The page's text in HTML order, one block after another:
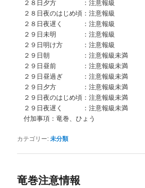
２８日夕方 ：注意報級
２８日夜のはじめ頃：注意報級
２８日夜遅く ：注意報級
２９日未明 ：注意報級
２９日明け方 ：注意報級
２９日朝 ：注意報級未満
２９日昼前 ：注意報級未満
２９日昼過ぎ ：注意報級未満
２９日夕方 ：注意報級未満
２９日夜のはじめ頃：注意報級未満
２９日夜遅く ：注意報級未満
付加事項：竜巻、ひょう
カテゴリー:未分類
竜巻注意情報